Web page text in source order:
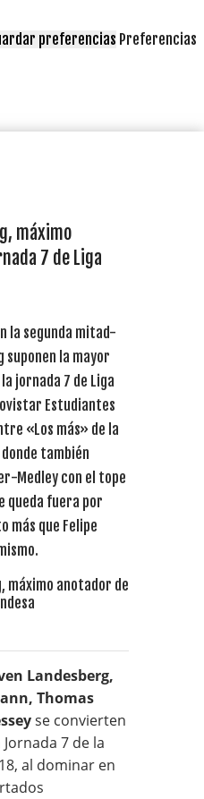
preferencias Preferencias
máximo
7 de Liga
la segunda mitad-
suponen la mayor
jornada 7 de Liga
Estudiantes
«Los más» de la
también
Medley con el tope
queda fuera por
más que Felipe
Landesberg,
Thomas
se convierten
Jornada 7 de la
al dominar en